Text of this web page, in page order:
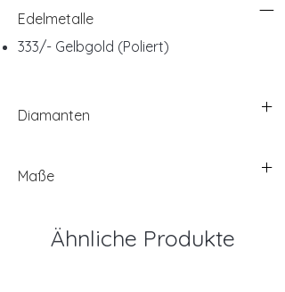
Edelmetalle
333/- Gelbgold (Poliert)
Diamanten
Maße
Ähnliche Produkte